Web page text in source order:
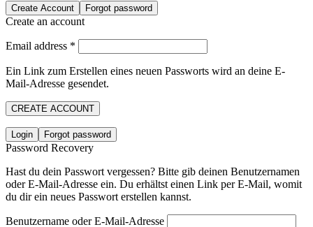
Create Account Forgot password
Create an account
Email address *
Ein Link zum Erstellen eines neuen Passworts wird an deine E-
Mail-Adresse gesendet.
CREATE ACCOUNT
Login Forgot password
Password Recovery
Hast du dein Passwort vergessen? Bitte gib deinen Benutzernamen
oder E-Mail-Adresse ein. Du erhältst einen Link per E-Mail, womit
du dir ein neues Passwort erstellen kannst.
Benutzername oder E-Mail-Adresse